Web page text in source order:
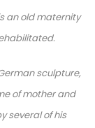
an old maternity
sculpture,
of mother and
several of his